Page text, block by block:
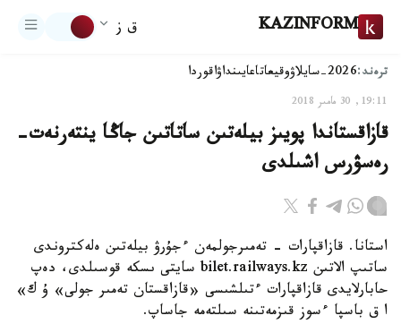
KAZINFORM ق ز
ترەند:2026-سايلاۋ وقيعاتاعايىنداۋاقوردا
19:11, 30 مامىر 2018
قازاقستاندا پويىز بيلەتىن ساتاتىن جاڭا ينتەرنەت-
رەسۋرس اشىلدى
استانا. قازاقپارات - تەمىرجولمەن ءجۇرۋ بيلەتىن ەلەكتروندى
ساتىپ الاتىن bilet.railways.kz سايتى ىسكە قوسىلدى، دەپ
حابارلايدى قازاقپارات ءتىلشىسى «قازاقستان تەمىر جولى» ۇ ك»
ا ق باسپا ءسوز قىزمەتىنە سىلتەمە جاساپ.